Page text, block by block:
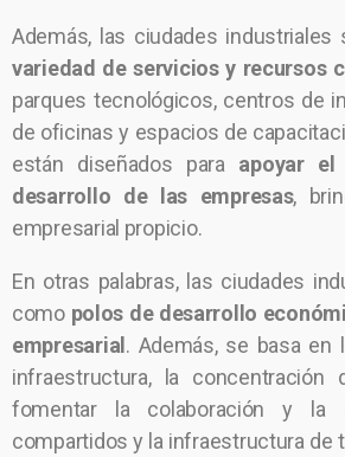
Además, las ciudades industriales
variedad de servicios y recursos
parques tecnológicos, centros de
de oficinas y espacios de
están diseñados para apoyar
desarrollo de las empresas,
empresarial propicio.
En otras palabras, las ciudades
como polos de desarrollo
empresarial . Además, se basa en
infraestructura, la concentración
fomentar la colaboración y la
compartidos y la infraestructura de